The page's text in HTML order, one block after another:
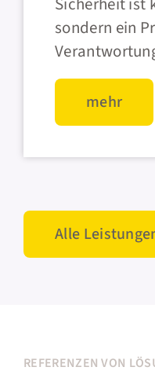
sondern ein
mehr
Alle
REFERENZEN VON